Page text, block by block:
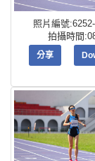
照片編號
拍攝時間
分享